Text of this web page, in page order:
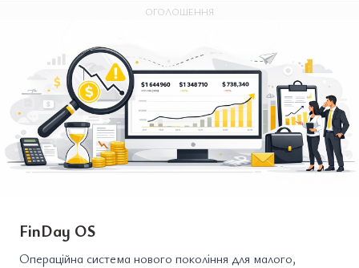
ОГОЛОШЕННЯ
FinDay OS
Операційна система нового покоління для малого,